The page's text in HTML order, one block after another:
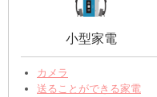
小型家電
カメラ
送ることができる家電